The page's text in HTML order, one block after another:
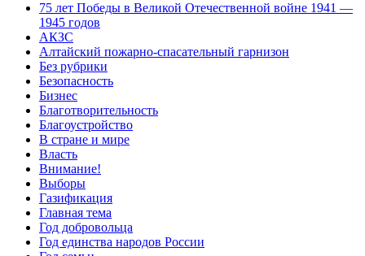
75 лет Победы в Великой Отечественной войне 1941 —
1945 годов
АКЗС
Алтайский пожарно-спасательный гарнизон
Без рубрики
Безопасность
Бизнес
Благотворительность
Благоустройство
В стране и мире
Власть
Внимание!
Выборы
Газификация
Главная тема
Год добровольца
Год единства народов России